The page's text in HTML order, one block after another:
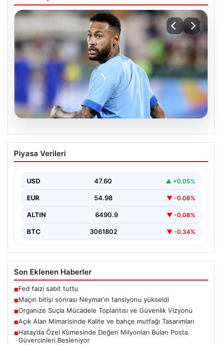
06.08.2026
Maçın bitişi sonrası Neymar’ın
tansiyonu yükseldi
gergin anlar yaşandı. Tribünlerin coşkusu ve sahadaki
yüksek…
Piyasa Verileri
USD 47.60 ▲ +0.05%
EUR 54.98 ▼ -0.08%
ALTIN 6490.9 ▼ -0.08%
BTC 3061802 ▼ -0.34%
Son Eklenen Haberler
■Fed faizi sabit tuttu
■Maçın bitişi sonrası Neymar’ın tansiyonu yükseldi
■Organize Suçla Mücadele Toplantısı ve Güvenlik Vizyonu
■Açık Alan Mimarisinde Kalite ve bahçe mutfağı Tasarımları
■Hatay’da Özel Kümesinde Değeri Milyonları Bulan Posta
Güvercinleri Besleniyor